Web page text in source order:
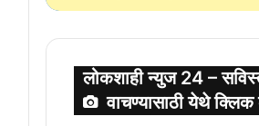
लोकशाही न्युज 24 –
वाचण्यासाठी येथे क्लिक